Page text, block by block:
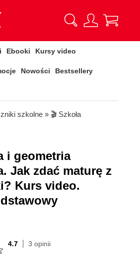
Ebooki Kursy video
Nowości Bestsellery
szkolne » 🎬 Szkoła
i geometria
Jak zdać maturę z
Kurs video.
4.7 3 opinii